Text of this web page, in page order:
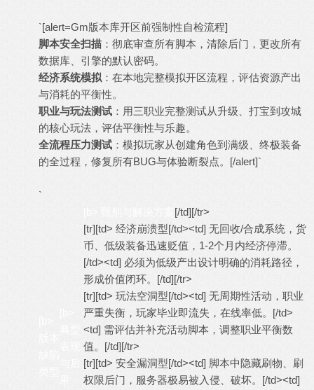
`[alert=Gm版本库开区前强制性自检流程]
脚本安全扫描 ：彻底审查所有脚本，清除后门，更改所有
数据库、引擎的默认密码。
经济系统模拟 ：在本地完整模拟开区流程，评估资源产出
与消耗的平衡性。
职业与玩法测试 ：用三职业完整测试从升级、打宝到攻城
的核心玩法，评估平衡性与乐趣。
全流程压力测试 ：模拟玩家从创建角色到满级、终极装备
的全过程，修复所有BUG与体验断裂点。[/alert]`
`
[/td][/tr>
[tr][td> 经济崩溃型[/td><td] 无回收/合成系统，货
币、低级装备迅速贬值，1-2个月内经济停滞。
[/td><td] 必须为低级产出设计明确的消耗路径，
形成价值闭环。[/td][/tr>
[tr][td> 玩法空洞型[/td><td] 无周期性活动，职业
严重失衡，玩家毕业即流失，在线率低。[/td>
<td] 需评估并补充活动脚本，调整职业平衡数
值。[/td][/tr>
[tr][td> 安全漏洞型[/td><td] 脚本中隐藏刷物、刷
权限后门，服务器极易被入侵、破坏。[/td><td]